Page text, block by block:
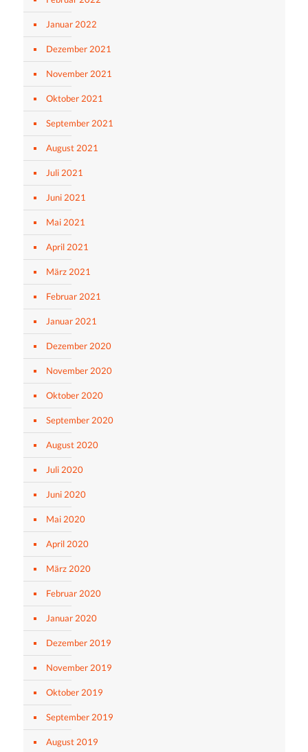
Januar 2022
Dezember 2021
November 2021
Oktober 2021
September 2021
August 2021
Juli 2021
Juni 2021
Mai 2021
April 2021
März 2021
Februar 2021
Januar 2021
Dezember 2020
November 2020
Oktober 2020
September 2020
August 2020
Juli 2020
Juni 2020
Mai 2020
April 2020
März 2020
Februar 2020
Januar 2020
Dezember 2019
November 2019
Oktober 2019
September 2019
August 2019